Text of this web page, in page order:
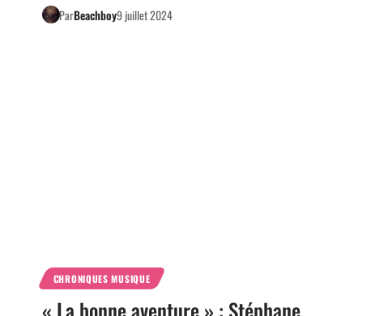
ParBeachboy9 juillet 2024
CHRONIQUES MUSIQUE
« La bonne aventure » : Stéphane